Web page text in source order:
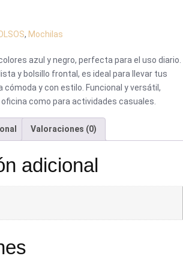
, Mochilas
azul y negro, perfecta para el uso diario.
y bolsillo frontal, es ideal para llevar tus
y con estilo. Funcional y versátil,
como para actividades casuales.
Valoraciones (0)
adicional